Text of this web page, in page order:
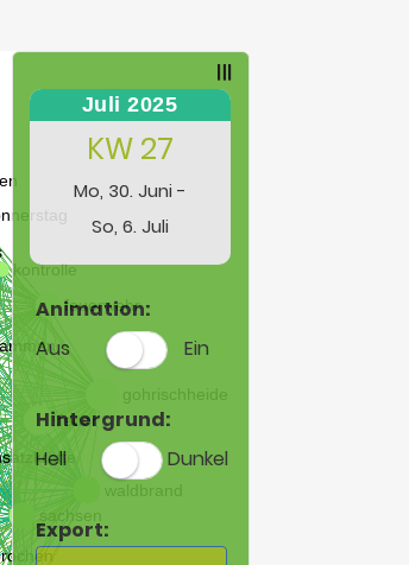
Juli 2025
KW 27
Mo, 30. Juni -
So, 6. Juli
Animation:
Aus
Ein
Hintergrund:
Hell
Dunkel
Export: